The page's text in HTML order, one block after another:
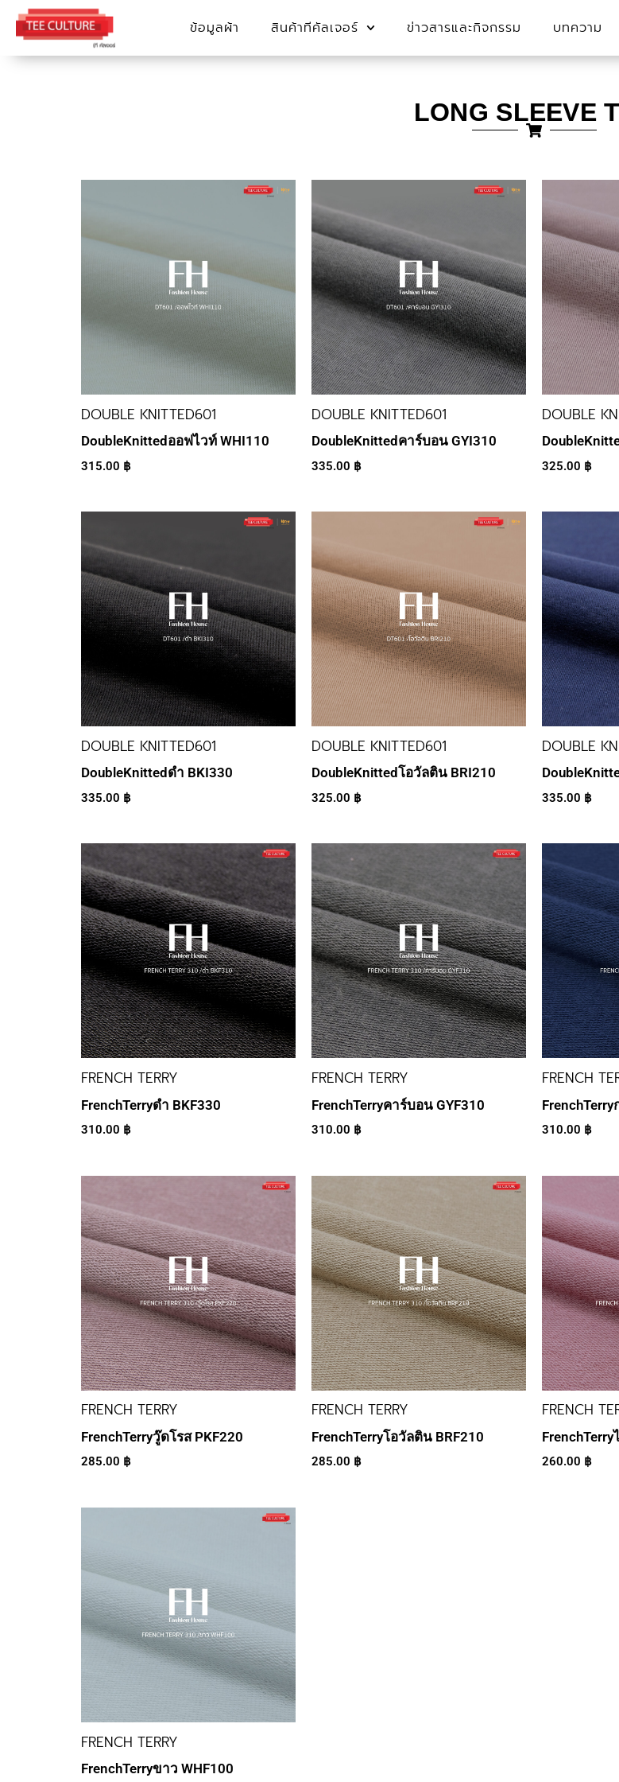
Skip
content
ข้อมูลผ้า สินค้าทีคัลเจอร์ ข่าวสารและกิจกรรม บทความ
LONG SLEEVE
DOUBLE KNITTED601
DoubleKnittedออฟไวท์ WHI110
315.00 ฿
DOUBLE KNITTED601
DoubleKnittedคาร์บอน GYI310
335.00 ฿
DOUBLE
325.00 ฿
DOUBLE KNITTED601
DoubleKnittedดำ BKI330
335.00 ฿
DOUBLE KNITTED601
DoubleKnittedโอวัลติน BRI210
325.00 ฿
DOUBLE
335.00 ฿
FRENCH TERRY
FrenchTerryดำ BKF330
310.00 ฿
FRENCH TERRY
FrenchTerryคาร์บอน GYF310
310.00 ฿
FRENCH
310.00 ฿
FRENCH TERRY
FrenchTerryวู๊ดโรส PKF220
285.00 ฿
FRENCH TERRY
FrenchTerryโอวัลติน BRF210
285.00 ฿
FRENCH
260.00 ฿
FRENCH TERRY
FrenchTerryขาว WHF100